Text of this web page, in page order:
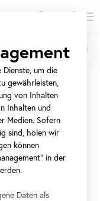
–
Dienste, um die
gewährleisten,
von Inhalten
Inhalten und
Medien. Sofern
sind, holen wir
können
in der
Daten als